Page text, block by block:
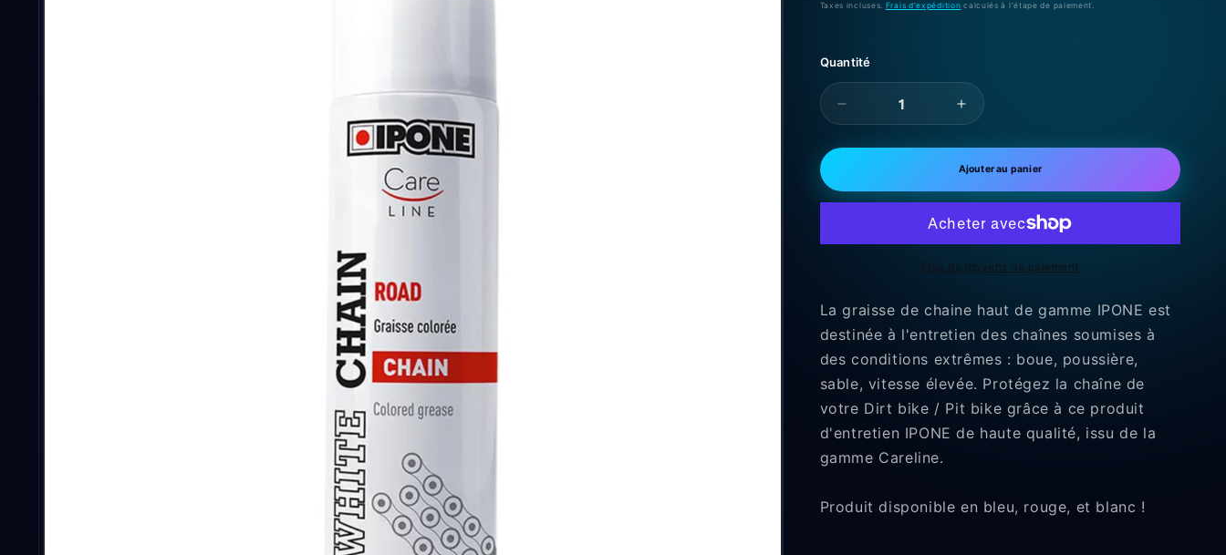
Taxes incluses. Frais d'expédition calculés à l'étape de paiement.
Quantité
la
quantité
Graisse
de
ipone
Augmenter
la
quantité
de
Graisse
de
chaine
ipone
blanche
Ajouter au panier
Plus de moyens de paiement
La graisse de chaine haut de gamme IPONE est
destinée à l'entretien des chaînes soumises à
des conditions extrêmes : boue, poussière,
sable, vitesse élevée. Protégez la chaîne de
votre Dirt bike / Pit bike grâce à ce produit
d'entretien IPONE de haute qualité, issu de la
gamme Careline.
Produit disponible en bleu, rouge, et blanc !